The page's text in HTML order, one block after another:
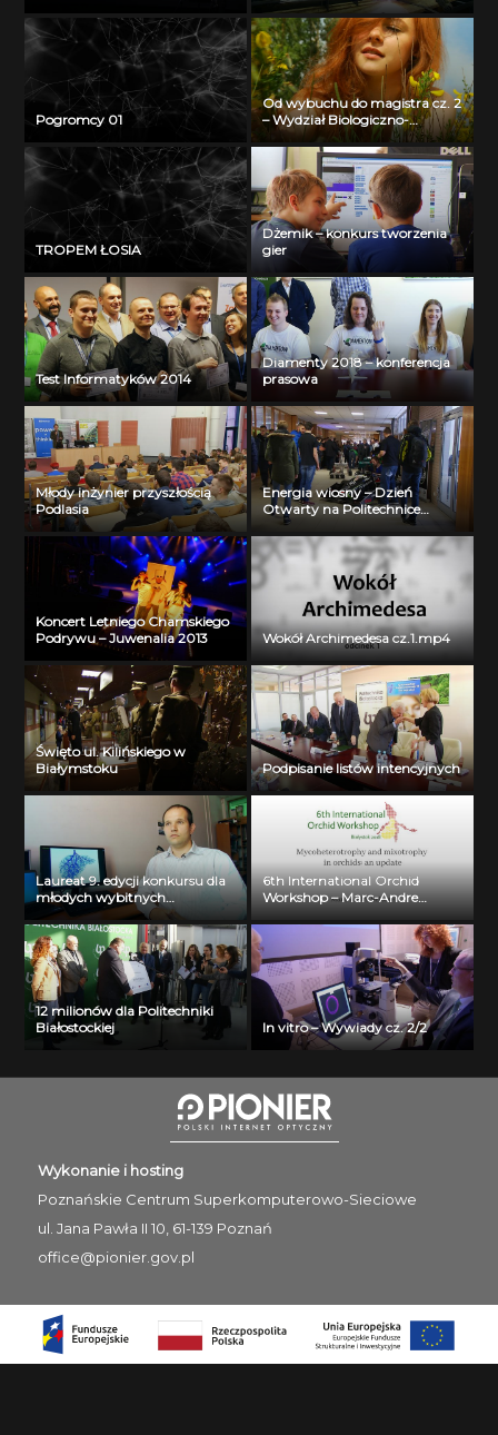
Pogromcy 01
Od wybuchu do magistra cz. 2
– Wydział Biologiczno-
Chemiczny Uniwersytetu w
Białymstoku
TROPEM ŁOSIA
Dżemik – konkurs tworzenia
gier
Test Informatyków 2014
Diamenty 2018 – konferencja
prasowa
Młody inżynier przyszłością
Podlasia
Energia wiosny – Dzień
Otwarty na Politechnice
Białostockiej
Koncert Letniego Chamskiego
Podrywu – Juwenalia 2013
Wokół Archimedesa cz.1.mp4
Święto ul. Kilińskiego w
Białymstoku
Podpisanie listów intencyjnych
Laureat 9. edycji konkursu dla
młodych wybitnych
naukowców- dr inż. Krzysztof
Jurczuk
6th International Orchid
Workshop – Marc-Andre
Selosse
12 milionów dla Politechniki
Białostockiej
In vitro – Wywiady cz. 2/2
Wykonanie i hosting
Poznańskie Centrum Superkomputerowo-Sieciowe
ul. Jana Pawła II 10, 61-139 Poznań
office@pionier.gov.pl